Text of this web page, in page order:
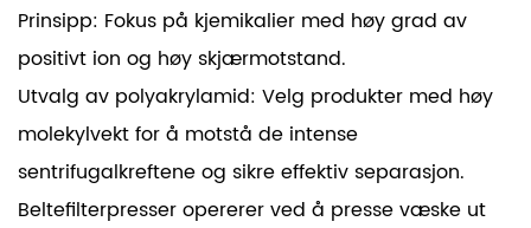
Prinsipp: Fokus på kjemikalier med høy grad av
positivt ion og høy skjærmotstand.
Utvalg av polyakrylamid: Velg produkter med høy
molekylvekt for å motstå de intense
sentrifugalkreftene og sikre effektiv separasjon.
Beltefilterpresser opererer ved å presse væske ut